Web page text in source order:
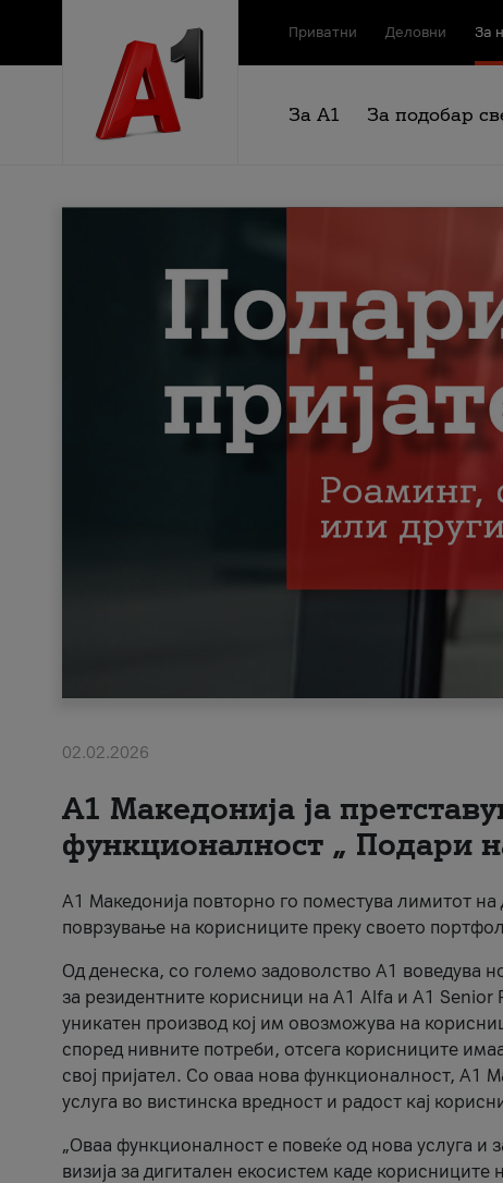
Приватни Деловни За
За А1 За подобар
02.02.2026
А1 Македонија ја
функционалност „ Подари
А1 Македонија повторно го поместува лимитот
поврзување на корисниците преку своето
Од денеска, со големо задоволство А1 воведува
за резидентните корисници на А1 Alfa и A1
уникатен производ кој им овозможува на
според нивните потреби, отсега корисниците
свој пријател. Со оваа нова функционалност, А1
услуга во вистинска вредност и радост кај
„Оваа функционалност е повеќе од нова услуга и
визија за дигитален екосистем каде